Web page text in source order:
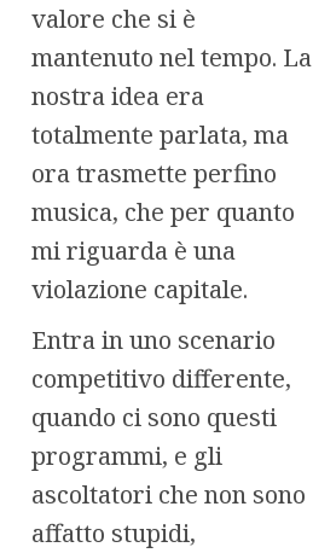
valore che si è
mantenuto nel tempo. La
nostra idea era
totalmente parlata, ma
ora trasmette perfino
musica, che per quanto
mi riguarda è una
violazione capitale.
Entra in uno scenario
competitivo differente,
quando ci sono questi
programmi, e gli
ascoltatori che non sono
affatto stupidi,